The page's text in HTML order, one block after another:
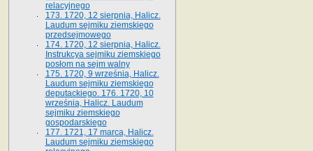
relacyjnego
173. 1720, 12 sierpnia, Halicz.
Laudum sejmiku ziemskiego
przedsejmowego
174. 1720, 12 sierpnia, Halicz.
Instrukcya sejmiku ziemskiego
posłom na sejm walny
175. 1720, 9 września, Halicz.
Laudum sejmiku ziemskiego
deputackiego. 176. 1720, 10
września, Halicz. Laudum
sejmiku ziemskiego
gospodarskiego
177. 1721, 17 marca, Halicz.
Laudum sejmiku ziemskiego